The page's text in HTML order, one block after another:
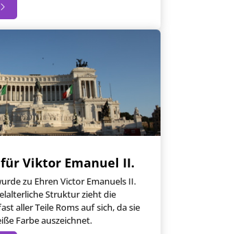
Viktor Emanuel II.
zu Ehren Victor Emanuels II.
Struktur zieht die
aller Teile Roms auf sich, da sie
Farbe auszeichnet.